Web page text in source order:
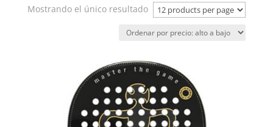
Mostrando el único resultado